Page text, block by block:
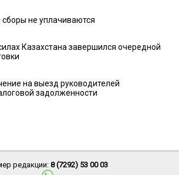
не уплачиваются
Казахстана завершился очередной
на выезд руководителей
задолженности
редакции: 8 (7292) 53 00 03